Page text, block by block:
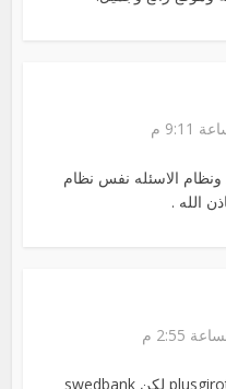
ونظام الاسئله نفس نظام
الله .
انا احاول شراء الاسئلة عن طريق plusgirot لكن swedbank